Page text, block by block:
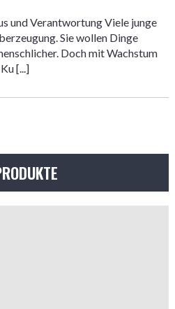
und Verantwortung Viele junge
Sie wollen Dinge
Doch mit Wachstum
[...]